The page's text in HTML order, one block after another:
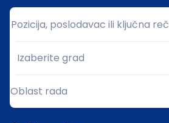
Pozicija, poslodavac ili ključna reč
Pozicija, poslodavac ili ključna reč
Grad
Izaberite grad
Oblast rada